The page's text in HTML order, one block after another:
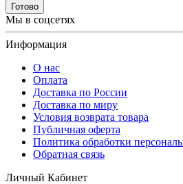
Готово
Мы в соцсетях
Информация
О нас
Оплата
Доставка по России
Доставка по миру
Условия возврата товара
Публичная оферта
Политика обработки
Обратная связь
Личный Кабинет